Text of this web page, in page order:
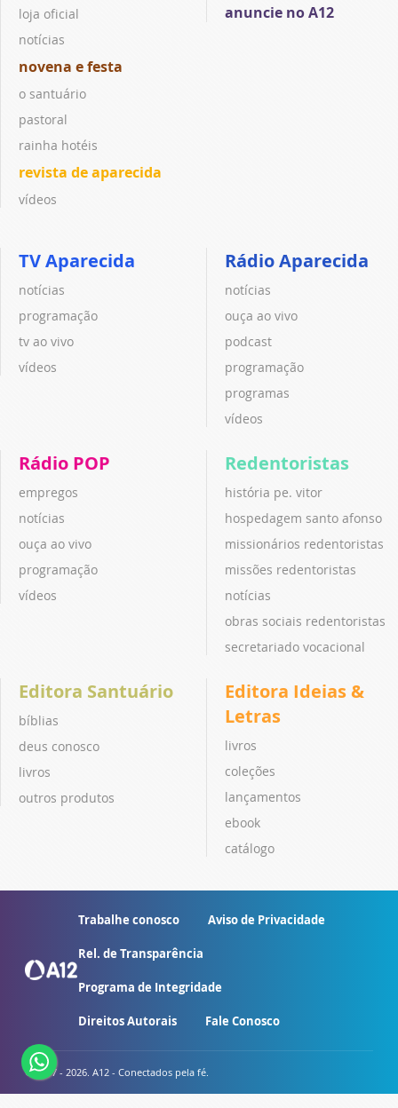
loja oficial
notícias
novena e festa
o santuário
pastoral
rainha hotéis
revista de aparecida
vídeos
anuncie no A12
TV Aparecida
notícias
programação
tv ao vivo
vídeos
Rádio Aparecida
notícias
ouça ao vivo
podcast
programação
programas
vídeos
Rádio POP
empregos
notícias
ouça ao vivo
programação
vídeos
Redentoristas
história pe. vitor
hospedagem santo afonso
missionários redentoristas
missões redentoristas
notícias
obras sociais redentoristas
secretariado vocacional
Editora Santuário
bíblias
deus conosco
livros
outros produtos
Editora Ideias &
Letras
livros
coleções
lançamentos
ebook
catálogo
Trabalhe conosco Aviso de Privacidade
Rel. de Transparência
Programa de Integridade
Direitos Autorais Fale Conosco
© 2007 - 2026. A12 - Conectados pela fé.